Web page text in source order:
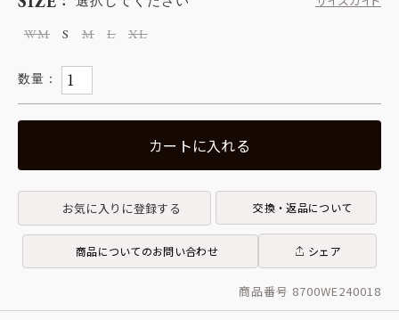
WM
S M L XL
カートに入れる
お気に入りに登録する 交換・返品について
商品についてのお問い合わせ シェア
商品番号 8700WE240018